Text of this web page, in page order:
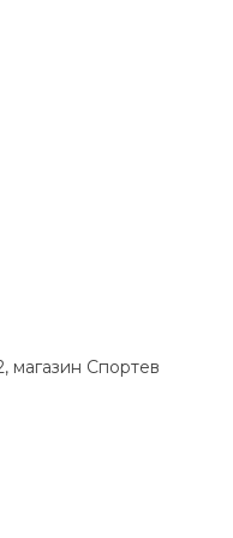
магазин Спортев